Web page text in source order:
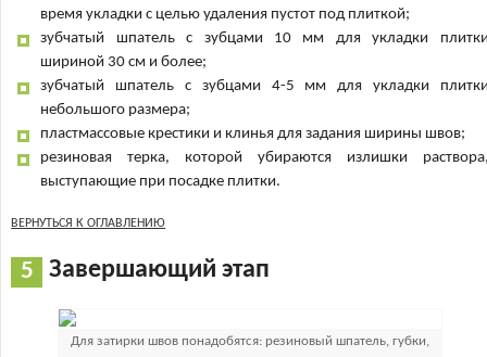
время укладки с целью удаления пустот под плиткой;
зубчатый шпатель с зубцами 10 мм для укладки
шириной 30 см и более;
зубчатый шпатель с зубцами 4-5 мм для укладки
небольшого размера;
пластмассовые крестики и клинья для задания ширины швов;
резиновая терка, которой убираются излишки
выступающие при посадке плитки.
ВЕРНУТЬСЯ К ОГЛАВЛЕНИЮ
Завершающий этап
Для затирки швов понадобятся: резиновый шпатель, губки,